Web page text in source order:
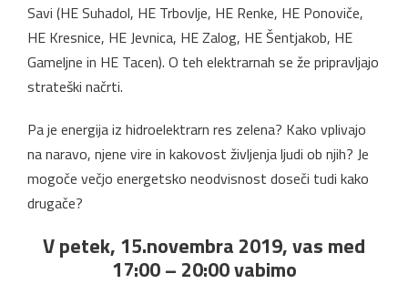
Savi (HE Suhadol, HE Trbovlje, HE Renke, HE Ponoviče,
HE Kresnice, HE Jevnica, HE Zalog, HE Šentjakob, HE
Gameljne in HE Tacen). O teh elektrarnah se že pripravljajo
strateški načrti.
Pa je energija iz hidroelektrarn res zelena? Kako vplivajo
na naravo, njene vire in kakovost življenja ljudi ob njih? Je
mogoče večjo energetsko neodvisnost doseči tudi kako
drugače?
V petek, 15.novembra 2019, vas med
17:00 – 20:00 vabimo